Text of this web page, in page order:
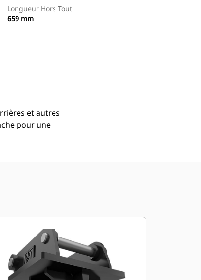
Longueur Hors Tout
659 mm
et autres
pour une